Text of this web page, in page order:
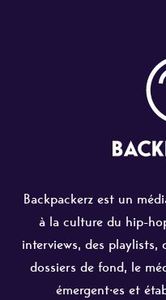
Backpackerz est un
à la culture du hip-
interviews, des playlists,
dossiers de fond, le
émergent·es et